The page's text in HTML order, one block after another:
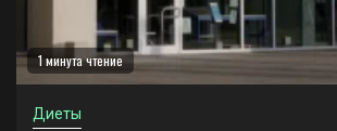
1 минута чтение
Диеты